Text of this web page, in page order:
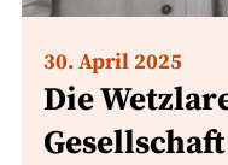
30. April 2025
Die